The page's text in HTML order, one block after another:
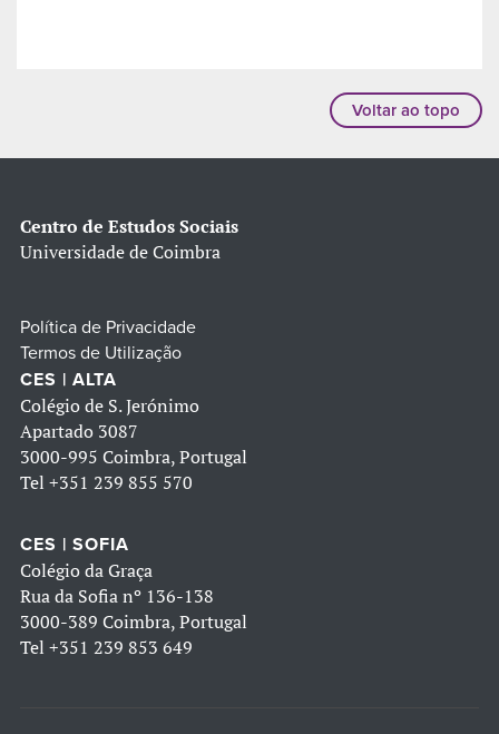
Voltar ao topo
Centro de Estudos Sociais
Universidade de Coimbra
Política de Privacidade
Termos de Utilização
CES | ALTA
Colégio de S. Jerónimo
Apartado 3087
3000-995 Coimbra, Portugal
Tel +351 239 855 570
CES | SOFIA
Colégio da Graça
Rua da Sofia nº 136-138
3000-389 Coimbra, Portugal
Tel +351 239 853 649